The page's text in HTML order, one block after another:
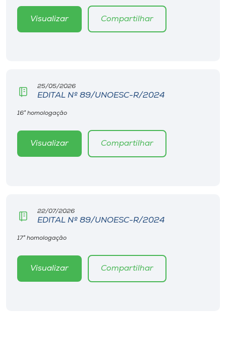
Visualizar Compartilhar
25/05/2026
EDITAL Nº 89/UNOESC-R/2024
16° homologação
Visualizar Compartilhar
22/07/2026
EDITAL Nº 89/UNOESC-R/2024
17° homologação
Visualizar Compartilhar